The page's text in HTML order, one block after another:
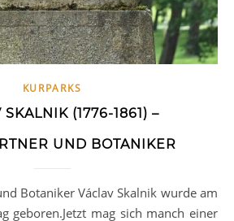
KURPARKS
SKALNIK (1776-1861) –
UND BOTANIKER
geboren.Jetzt mag sich manch einer